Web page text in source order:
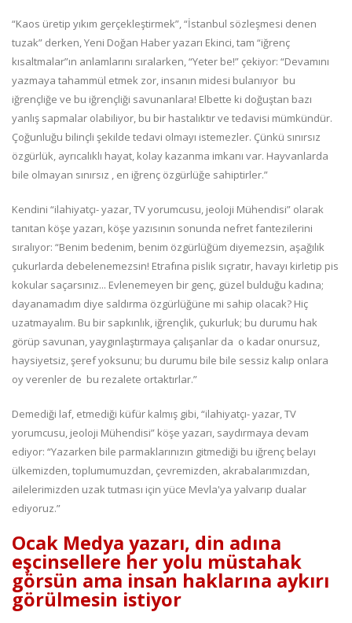
“Kaos üretip yıkım gerçekleştirmek”, “İstanbul sözleşmesi denen
tuzak” derken, Yeni Doğan Haber yazarı Ekinci, tam “iğrenç
kısaltmalar”ın anlamlarını sıralarken, “Yeter be!” çekiyor: “Devamını
yazmaya tahammül etmek zor, insanın midesi bulanıyor bu
iğrençliğe ve bu iğrençliği savunanlara! Elbette ki doğuştan bazı
yanlış sapmalar olabiliyor, bu bir hastalıktır ve tedavisi mümkündür.
Çoğunluğu bilinçli şekilde tedavi olmayı istemezler. Çünkü sınırsız
özgürlük, ayrıcalıklı hayat, kolay kazanma imkanı var. Hayvanlarda
bile olmayan sınırsız , en iğrenç özgürlüğe sahiptirler.”
Kendini “ilahiyatçı- yazar, TV yorumcusu, jeoloji Mühendisi” olarak
tanıtan köşe yazarı, köşe yazısının sonunda nefret fantezilerini
sıralıyor: “Benim bedenim, benim özgürlüğüm diyemezsin, aşağılık
çukurlarda debelenemezsin! Etrafına pislik sıçratır, havayı kirletip pis
kokular saçarsınız... Evlenemeyen bir genç, güzel bulduğu kadına;
dayanamadım diye saldırma özgürlüğüne mi sahip olacak? Hiç
uzatmayalım. Bu bir sapkınlık, iğrençlik, çukurluk; bu durumu hak
görüp savunan, yaygınlaştırmaya çalışanlar da o kadar onursuz,
haysiyetsiz, şeref yoksunu; bu durumu bile bile sessiz kalıp onlara
oy verenler de bu rezalete ortaktırlar.”
Demediği laf, etmediği küfür kalmış gibi, “ilahiyatçı- yazar, TV
yorumcusu, jeoloji Mühendisi” köşe yazarı, saydırmaya devam
ediyor: “Yazarken bile parmaklarınızın gitmediği bu iğrenç belayı
ülkemizden, toplumumuzdan, çevremizden, akrabalarımızdan,
ailelerimizden uzak tutması için yüce Mevla'ya yalvarıp dualar
ediyoruz.”
Ocak Medya yazarı, din adına
eşcinsellere her yolu müstahak
görsün ama insan haklarına aykırı
görülmesin istiyor